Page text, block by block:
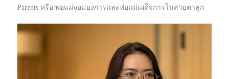
Parents หรือ พ่อแม่จอมบงการและพ่อแม่เผด็จการในสายตาลูก